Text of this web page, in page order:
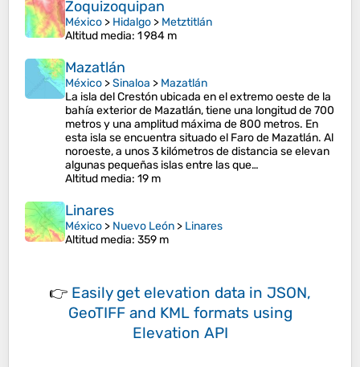
Zoquizoquipan
México > Hidalgo > Metztitlán
Altitud media: 1 984 m
Mazatlán
México >Sinaloa > Mazatlán
La isla del Crestón ubicada en el extremo oeste de la
bahía exterior de Mazatlán, tiene una longitud de 700
metros y una amplitud máxima de 800 metros. En
esta isla se encuentra situado el Faro de Mazatlán. Al
noroeste, a unos 3 kilómetros de distancia se elevan
algunas pequeñas islas entre las que…
Altitud media: 19 m
Linares
México > Nuevo León > Linares
Altitud media: 359 m
👉 Easily get elevation data in JSON,
GeoTIFF and KML formats using
Elevation API